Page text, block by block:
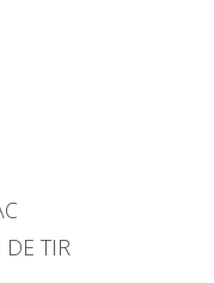
DE TIR